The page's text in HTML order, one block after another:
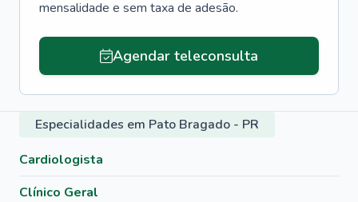
mensalidade e sem taxa de adesão.
Agendar teleconsulta
Especialidades em Pato Bragado - PR
Cardiologista
Clínico Geral